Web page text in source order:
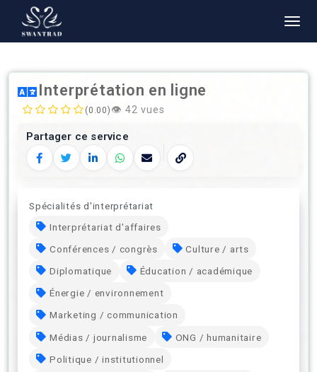
Interprétation en ligne
(0.00) 👁️ 42 vues
Partager ce service
Facebook
TwitterLinkedInWhatsApp
E‑mailCopier le lien
Spécialités d'interprétariat
Interprétariat d'affaires
Conférences / congrès
Culture / arts
Diplomatique
Éducation / académique
Énergie / environnement
Marketing / communication
Médias / journalisme
ONG / humanitaire
Politique / institutionnel